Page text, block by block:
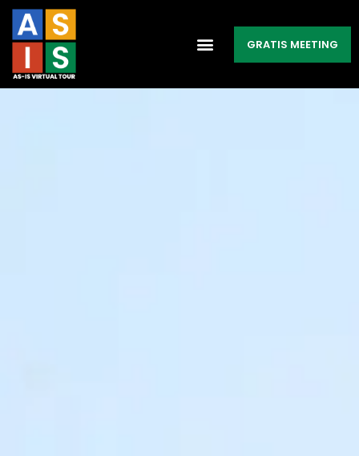
GRATIS MEETING